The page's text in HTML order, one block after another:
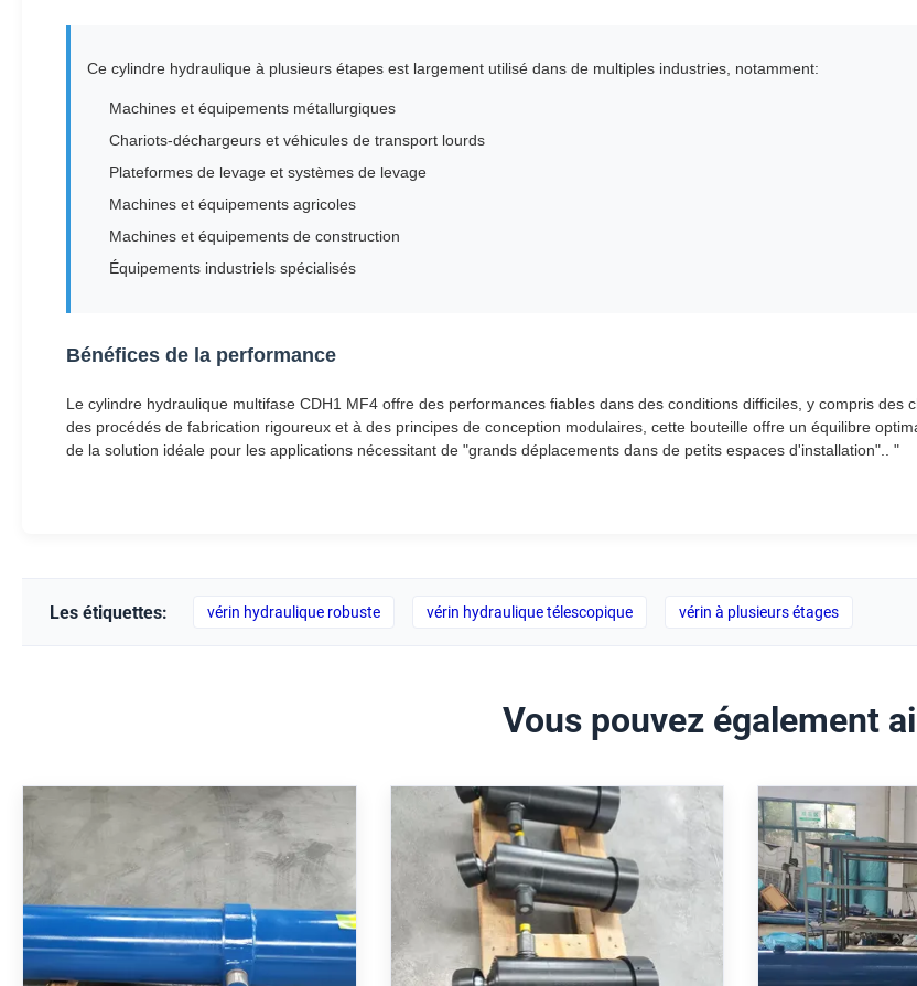
Ce cylindre hydraulique à plusieurs étapes est largement utilisé dans de multiples industries, notamment:
Machines et équipements métallurgiques
Chariots-déchargeurs et véhicules de transport lourds
Plateformes de levage et systèmes de levage
Machines et équipements agricoles
Machines et équipements de construction
Équipements industriels spécialisés
Bénéfices de la performance
Le cylindre hydraulique multifase CDH1 MF4 offre des performances fiables dans des conditions difficiles, y compris
des procédés de fabrication rigoureux et à des principes de conception modulaires, cette bouteille offre un équilibre
de la solution idéale pour les applications nécessitant de "grands déplacements dans de petits espaces d'installation".. "
Les étiquettes: vérin hydraulique robuste vérin hydraulique télescopique vérin à plusieurs étages
Vous pouvez également
Cylindre hydraulique
télescopique à pression
nominale de 250 bar, chromé
dur et monté sur tronçon MT4
Cylindre hydraulique
télescopique avec une pression
de fonctionnement de 250 bar et
une course de 3100 mm pour
Cylindre
moulin à
trou de
standard